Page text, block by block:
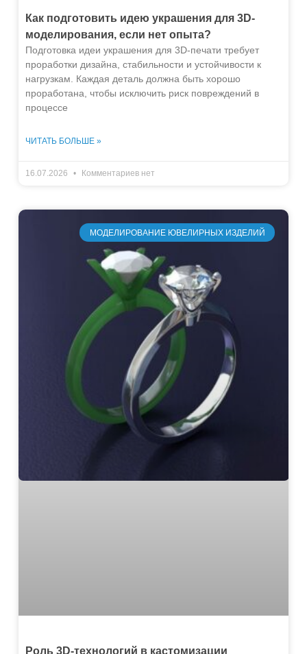
Как подготовить идею украшения для 3D-
моделирования, если нет опыта?
Подготовка идеи украшения для 3D-печати требует
проработки дизайна, стабильности и устойчивости к
нагрузкам. Каждая деталь должна быть хорошо
проработана, чтобы исключить риск повреждений в
процессе
ЧИТАТЬ БОЛЬШЕ »
16.07.2026 Комментариев нет
МОДЕЛИРОВАНИЕ ЮВЕЛИРНЫХ ИЗДЕЛИЙ
Роль 3D-технологий в кастомизации